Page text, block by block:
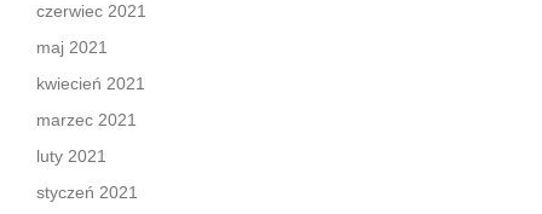
czerwiec 2021
maj 2021
kwiecień 2021
marzec 2021
luty 2021
styczeń 2021